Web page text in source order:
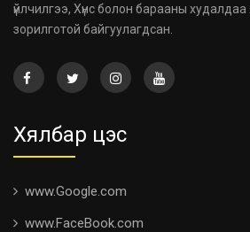
үйлчилгээ, Хүнс болон барааны худалдаа
зорилготой байгуулагдсан.
Хялбар цэс
www.Google.com
www.FaceBook.com